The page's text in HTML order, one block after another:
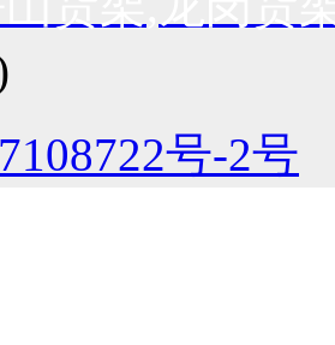
号-2号